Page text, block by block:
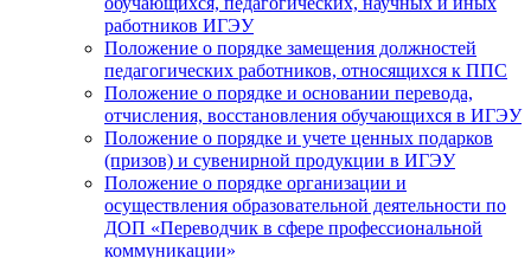
работников ИГЭУ
Положение о порядке замещения должностей
педагогических работников, относящихся к ППС
Положение о порядке и основании перевода,
отчисления, восстановления обучающихся в ИГЭУ
Положение о порядке и учете ценных подарков
(призов) и сувенирной продукции в ИГЭУ
Положение о порядке организации и
осуществления образовательной деятельности по
ДОП «Переводчик в сфере профессиональной
коммуникации»